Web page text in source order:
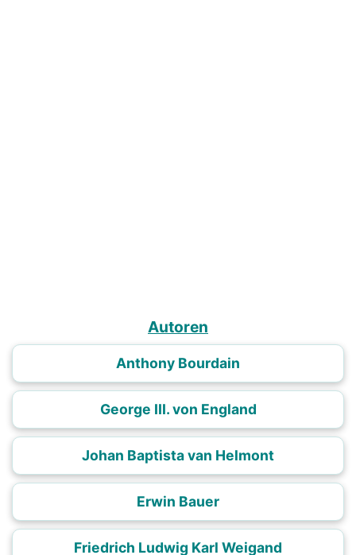
Autoren
Anthony Bourdain
George III. von England
Johan Baptista van Helmont
Erwin Bauer
Friedrich Ludwig Karl Weigand